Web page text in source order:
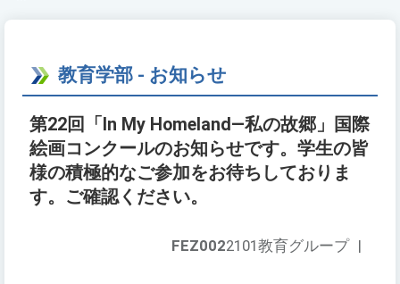
教育学部 - お知らせ
第22回「In My Homeland—私の故郷」国際
絵画コンクールのお知らせです。学生の皆
様の積極的なご参加をお待ちしておりま
す。ご確認ください。
FEZ0022101教育グループ |